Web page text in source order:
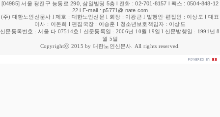
[04985] 서울 광진구 능동로 290, 삼일빌딩 5층 l 전화 : 02-701-8157 l 팩스 : 0504-848-12
22 l E-mail : p5771@ nate.com
(주) 대한노인신문사 l 제호 : 대한노인신문 l 회장 : 이광근 l 발행인·편집인 : 이상도 l 대표
이사 : 이돈희 l 편집국장 : 이승훈 l 청소년보호책임자 : 이상도
신문등록번호 : 서울 다 07514호 l 신문등록일 : 2006년 10월 19일 l 신문발행일 : 1991년 8
월 5일
Copyrightⓒ 2015 by 대한노인신문사. All rights reserved.